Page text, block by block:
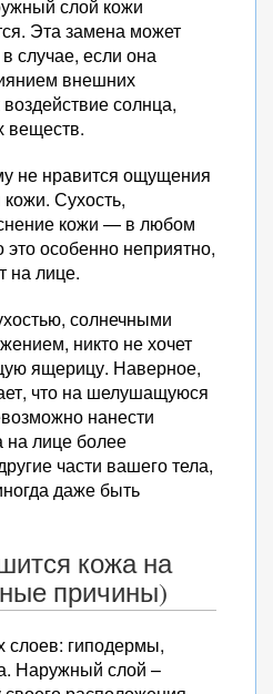
слой кожи
Эта замена может
случае, если она
внешних
солнца,
веществ.
не нравится ощущения
Сухость,
кожи — в любом
это особенно неприятно,
на лице.
солнечными
никто не хочет
ящерицу. Наверное,
что на шелушащуюся
нанести
на лице более
части вашего тела,
даже быть
кожа на
причины)
слоев: гиподермы,
Наружный слой –